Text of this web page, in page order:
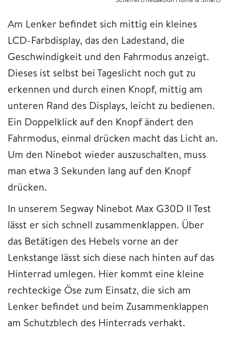
Am Lenker befindet sich mittig ein kleines
LCD-Farbdisplay, das den Ladestand, die
Geschwindigkeit und den Fahrmodus anzeigt.
Dieses ist selbst bei Tageslicht noch gut zu
erkennen und durch einen Knopf, mittig am
unteren Rand des Displays, leicht zu bedienen.
Ein Doppelklick auf den Knopf ändert den
Fahrmodus, einmal drücken macht das Licht an.
Um den Ninebot wieder auszuschalten, muss
man etwa 3 Sekunden lang auf den Knopf
drücken.
In unserem Segway Ninebot Max G30D II Test
lässt er sich schnell zusammenklappen. Über
das Betätigen des Hebels vorne an der
Lenkstange lässt sich diese nach hinten auf das
Hinterrad umlegen. Hier kommt eine kleine
rechteckige Öse zum Einsatz, die sich am
Lenker befindet und beim Zusammenklappen
am Schutzblech des Hinterrads verhakt.